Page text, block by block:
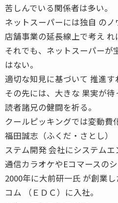
苦しんでいる関係者は多い。
ネットスーパーには独自 のノ
店舗事業の延長線上で考え れ
それでも、ネットスーパーが
はない。
適切な知見に基づいて 推進す
その先には、大きな 果実が待
読者諸兄の健闘を祈る。
クールピッキングでは変動費
福田誠志（ふくだ・さとし
ステム開発 会社にシステムエ
通信カラオケやEコマースの
2000年に大前研一氏 が創業
コム （ＥＤＣ）に入社。